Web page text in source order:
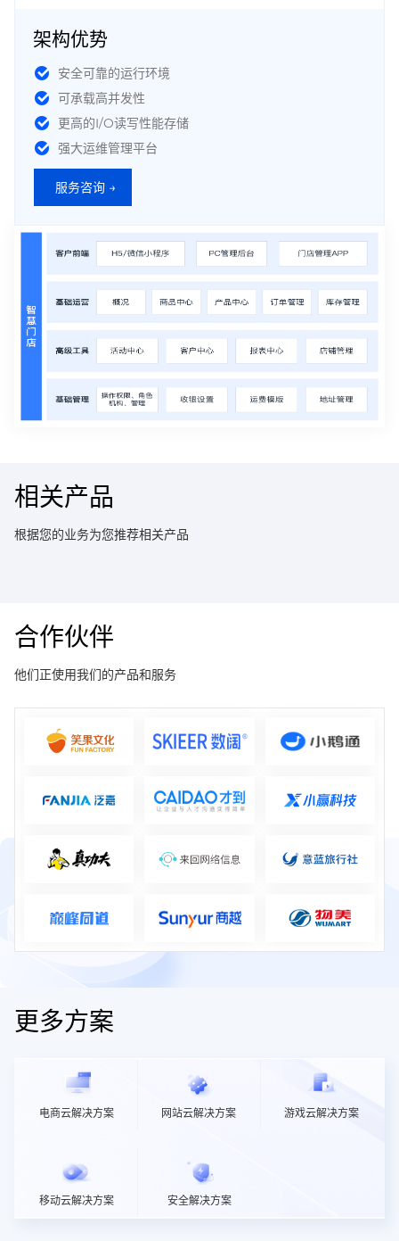
架构优势
安全可靠的运行环境
可承载高并发性
更高的I/O读写性能存储
强大运维管理平台
服务咨询 →
相关产品
根据您的业务为您推荐相关产品
合作伙伴
他们正使用我们的产品和服务
更多方案
电商云解决方案 网站云解决方案 游戏云解决方案
移动云解决方案 安全解决方案